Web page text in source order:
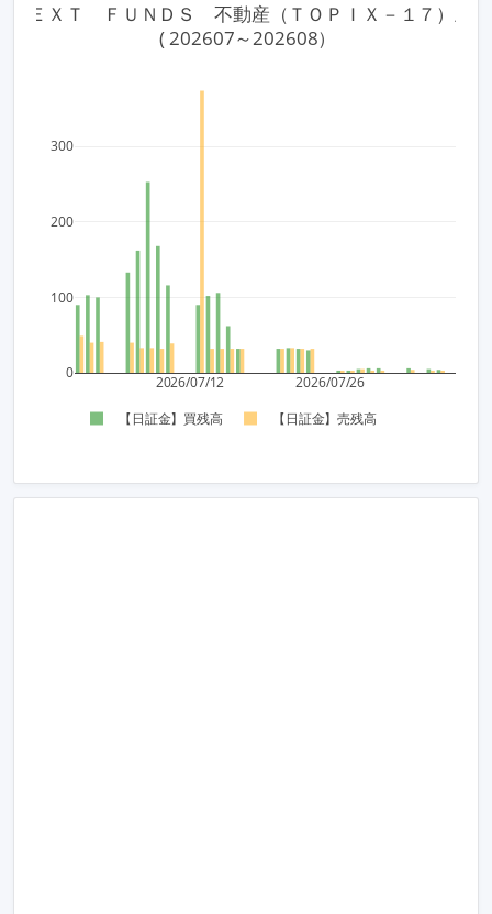
2026/07/12 2026/07/26
0
100
200
300
【日証金】買残高 【日証金】売残高
ＮＥＸＴ　ＦＵＮＤＳ　不動産（ＴＯＰＩＸ－１７）上
( 202607～202608）